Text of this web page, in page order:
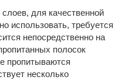
для качественной
использовать, требуется
непосредственно на
полосок
пропитываются
несколько